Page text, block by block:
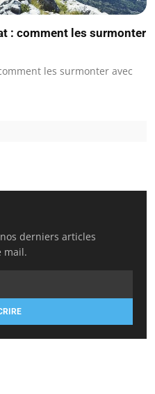
: comment les surmonter
les surmonter avec
derniers articles
mail.